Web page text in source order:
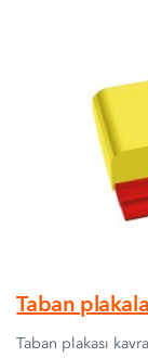
Taban
Taban plakası